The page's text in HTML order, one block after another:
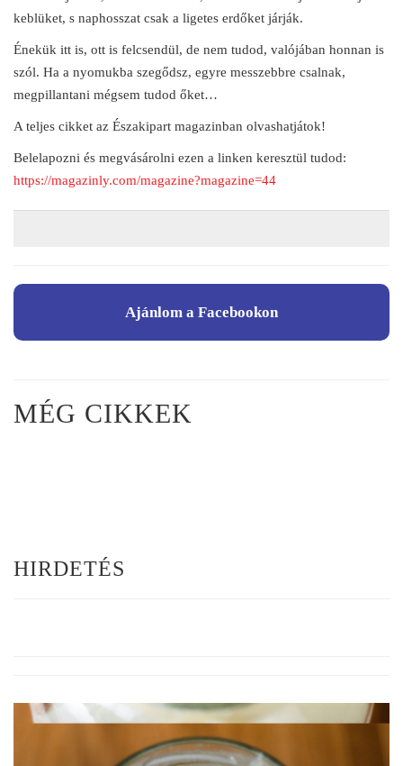
keblüket, s naphosszat csak a ligetes erdőket járják.
Énekük itt is, ott is felcsendül, de nem tudod, valójában honnan is
szól. Ha a nyomukba szegődsz, egyre messzebbre csalnak,
megpillantani mégsem tudod őket…
A teljes cikket az Északipart magazinban olvashatjátok!
Belelapozni és megvásárolni ezen a linken keresztül tudod:
https://magazinly.com/magazine?magazine=44
Ajánlom a Facebookon
MÉG CIKKEK
HIRDETÉS